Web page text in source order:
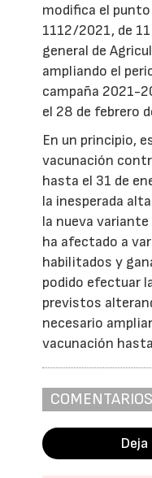
modifica el
1112/2021, de
general de
ampliando el
campaña 2021-
el 28 de febrero
En un principio,
vacunación
hasta el 31 de
la inesperada
la nueva
ha afectado a
habilitados y
podido efectuar
previstos
necesario
vacunación